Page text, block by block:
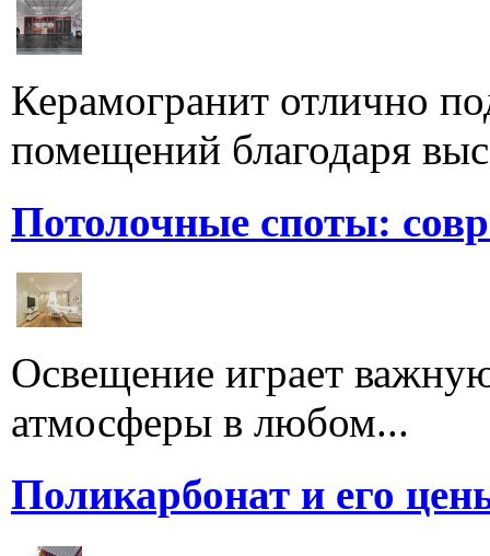
Керамогранит отлично
помещений благодаря
Потолочные споты:
Освещение играет
атмосферы в любом...
Поликарбонат и его